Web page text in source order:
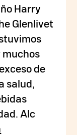
Harry
Glenlivet
muchos
de
salud,
Alc